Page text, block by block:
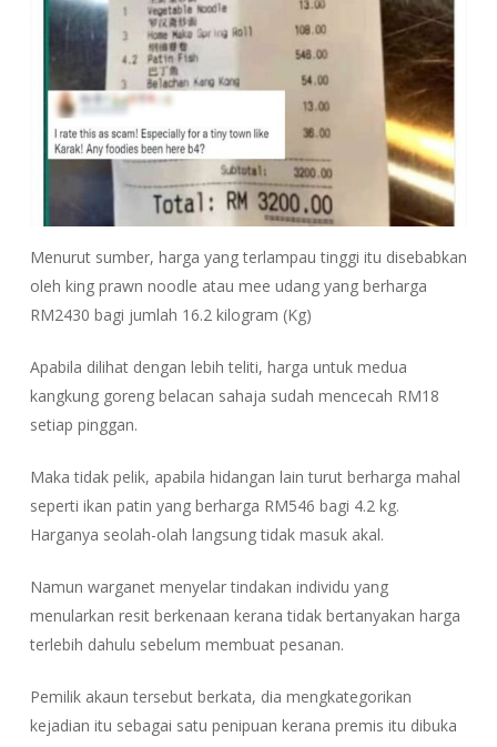
Menurut sumber, harga yang terlampau tinggi itu disebabkan
oleh king prawn noodle atau mee udang yang berharga
RM2430 bagi jumlah 16.2 kilogram (Kg)
Apabila dilihat dengan lebih teliti, harga untuk medua
kangkung goreng belacan sahaja sudah mencecah RM18
setiap pinggan.
Maka tidak pelik, apabila hidangan lain turut berharga mahal
seperti ikan patin yang berharga RM546 bagi 4.2 kg.
Harganya seolah-olah langsung tidak masuk akal.
Namun warganet menyelar tindakan individu yang
menularkan resit berkenaan kerana tidak bertanyakan harga
terlebih dahulu sebelum membuat pesanan.
Pemilik akaun tersebut berkata, dia mengkategorikan
kejadian itu sebagai satu penipuan kerana premis itu dibuka